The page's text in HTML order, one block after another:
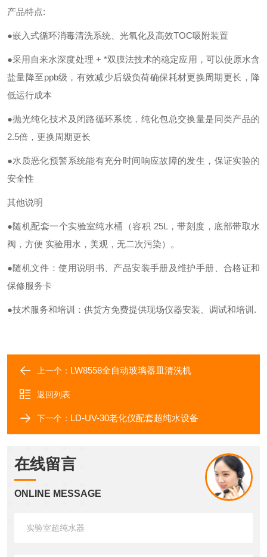
产品特点:
●嵌入式循环消毒清洗系统、光氧化及高效TOC吸附装置
●采用自来水深度处理 + *双膜法技术的稳定应用，可以使原水含
盐量降至ppb级，有效减少后级负荷确保耗材更换周期更长，降
低运行成本
●抛光纯化技术及闭路循环系统，纯化包总交换量是同类产品的
2.5倍，更换周期更长
●水质恶化预警系统能有充分时间响应故障的发生，保证实验的
安全性
其他说明
●随机配套一个实验室纯水桶（容积 25L，带刻度，底部带取水
阀，方便 实验用水，美观，无二次污染）。
●随机文件：使用说明书、产品安装手册及维护手册、合格证和
保修服务卡
●技术服务和培训：供货方免费提供现场仪器安装、调试和培训.
上一个： LW8558全自动玻璃器皿清洗机
返回列表
下一个： LD-UV-30老化仪配套超纯水设备
在线留言
ONLINE MESSAGE